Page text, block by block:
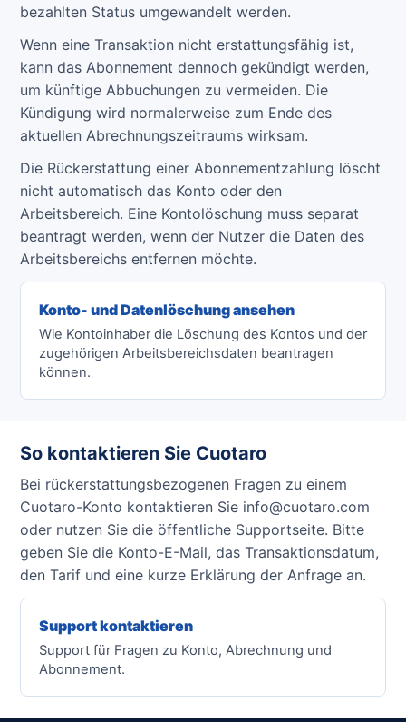
bezahlten Status umgewandelt werden.
Wenn eine Transaktion nicht erstattungsfähig ist,
kann das Abonnement dennoch gekündigt werden,
um künftige Abbuchungen zu vermeiden. Die
Kündigung wird normalerweise zum Ende des
aktuellen Abrechnungszeitraums wirksam.
Die Rückerstattung einer Abonnementzahlung löscht
nicht automatisch das Konto oder den
Arbeitsbereich. Eine Kontolöschung muss separat
beantragt werden, wenn der Nutzer die Daten des
Arbeitsbereichs entfernen möchte.
Konto- und Datenlöschung ansehen
Wie Kontoinhaber die Löschung des Kontos und der
zugehörigen Arbeitsbereichsdaten beantragen
können.
So kontaktieren Sie Cuotaro
Bei rückerstattungsbezogenen Fragen zu einem
Cuotaro-Konto kontaktieren Sie info@cuotaro.com
oder nutzen Sie die öffentliche Supportseite. Bitte
geben Sie die Konto-E-Mail, das Transaktionsdatum,
den Tarif und eine kurze Erklärung der Anfrage an.
Support kontaktieren
Support für Fragen zu Konto, Abrechnung und
Abonnement.